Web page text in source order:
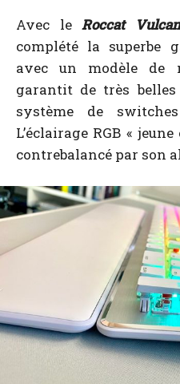
Avec leRoccat
complété la superbe
avec un modèle de
garantit de très
système de
L’éclairage RGB «
contrebalancé par son